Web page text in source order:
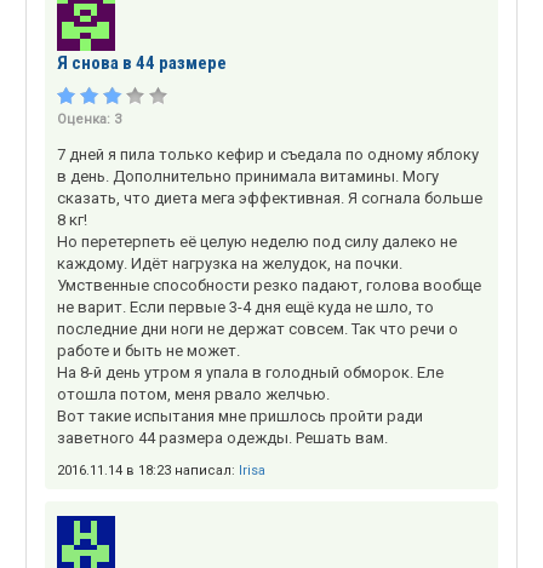
Я снова в 44 размере
Оценка: 3
7 дней я пила только кефир и съедала по одному яблоку
в день. Дополнительно принимала витамины. Могу
сказать, что диета мега эффективная. Я согнала больше
8 кг!
Но перетерпеть её целую неделю под силу далеко не
каждому. Идёт нагрузка на желудок, на почки.
Умственные способности резко падают, голова вообще
не варит. Если первые 3-4 дня ещё куда не шло, то
последние дни ноги не держат совсем. Так что речи о
работе и быть не может.
На 8-й день утром я упала в голодный обморок. Еле
отошла потом, меня рвало желчью.
Вот такие испытания мне пришлось пройти ради
заветного 44 размера одежды. Решать вам.
2016.11.14 в 18:23 написал: Irisa